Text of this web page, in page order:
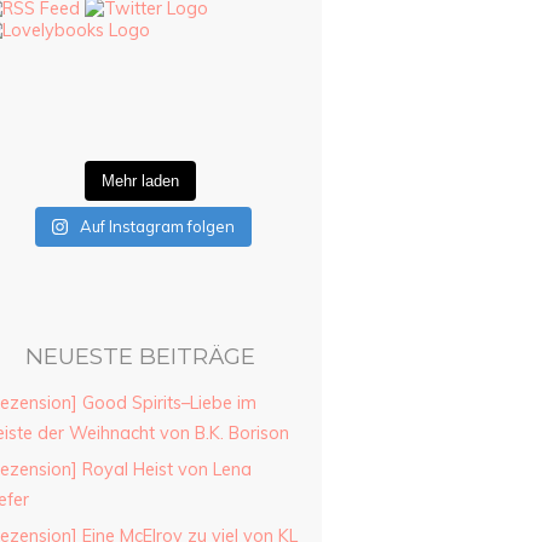
Mehr laden
Auf Instagram folgen
NEUESTE BEITRÄGE
Good Spirits–Liebe im
der Weihnacht von B.K. Borison
Royal Heist von Lena
Eine McElroy zu viel von KL